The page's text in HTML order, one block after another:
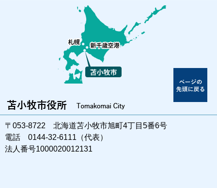
〒053-8722 北海道苫小牧市旭町4丁目5番6号
電話 0144-32-6111（代表）
法人番号1000020012131